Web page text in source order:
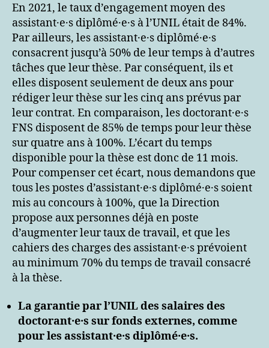
En 2021, le taux d’engagement moyen des
assistant·e·s diplômé·e·s à l’UNIL était de 84%.
Par ailleurs, les assistant·e·s diplômé·e·s
consacrent jusqu’à 50% de leur temps à d’autres
tâches que leur thèse. Par conséquent, ils et
elles disposent seulement de deux ans pour
rédiger leur thèse sur les cinq ans prévus par
leur contrat. En comparaison, les doctorant·e·s
FNS disposent de 85% de temps pour leur thèse
sur quatre ans à 100%. L’écart du temps
disponible pour la thèse est donc de 11 mois.
Pour compenser cet écart, nous demandons que
tous les postes d’assistant·e·s diplômé·e·s soient
mis au concours à 100%, que la Direction
propose aux personnes déjà en poste
d’augmenter leur taux de travail, et que les
cahiers des charges des assistant·e·s prévoient
au minimum 70% du temps de travail consacré
à la thèse.
La garantie par l’UNIL des salaires des
doctorant·e·s sur fonds externes, comme
pour les assistant·e·s diplômé·e·s.